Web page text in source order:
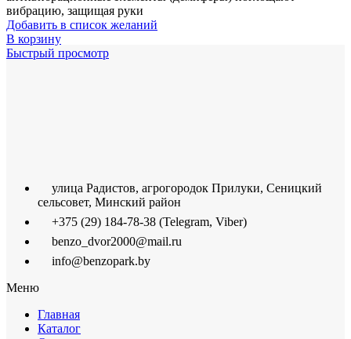
вибрацию, защищая руки
Добавить в список желаний
В корзину
Быстрый просмотр
улица Радистов, агрогородок Прилуки, Сеницкий
сельсовет, Минский район
+375 (29) 184-78-38 (Telegram, Viber)
benzo_dvor2000@mail.ru
info@benzopark.by
Меню
Главная
Каталог